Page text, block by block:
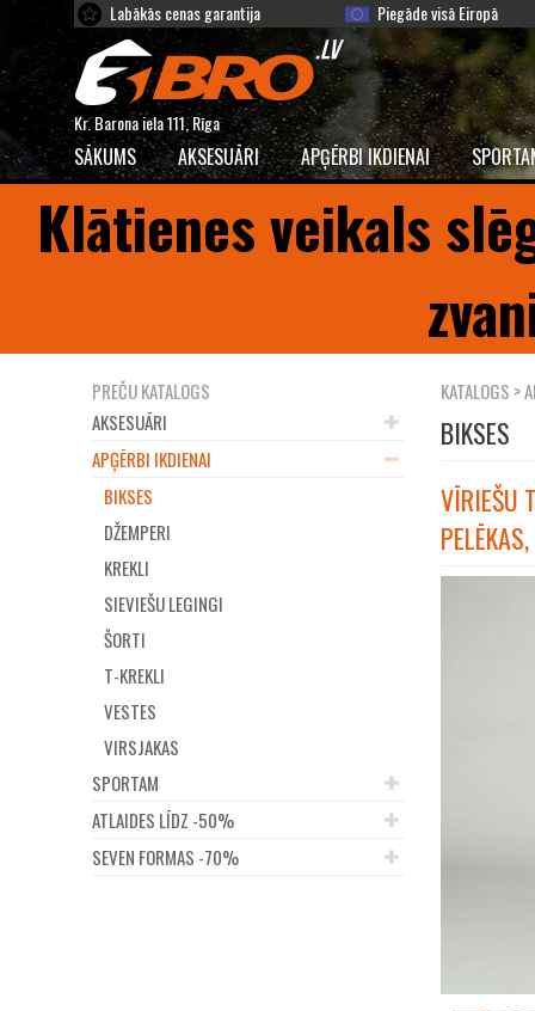
Labākās cenas garantija Piegāde visā Eiropā
Kr. Barona iela 111, Rīga
SĀKUMS AKSESUĀRI APĢĒRBI IKDIENAI
Klātienes veikals
PREČU KATALOGS
AKSESUĀRI
APĢĒRBI IKDIENAI
BIKSES
DŽEMPERI
KREKLI
SIEVIEŠU LEGINGI
ŠORTI
T-KREKLI
VESTES
VIRSJAKAS
SPORTAM
ATLAIDES LĪDZ -50%
SEVEN FORMAS -70%
KATALOGS >
BIKSES
VĪRIEŠU